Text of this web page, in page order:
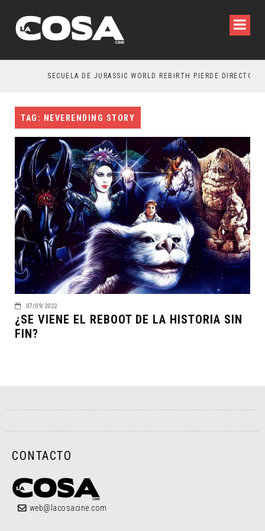
SECUELA DE JURASSIC WORLD REBIRTH PIERDE DIRECTOR
TAG: NEVERENDING STORY
07/09/2022
¿SE VIENE EL REBOOT DE LA HISTORIA SIN
FIN?
CONTACTO
web@lacosacine.com